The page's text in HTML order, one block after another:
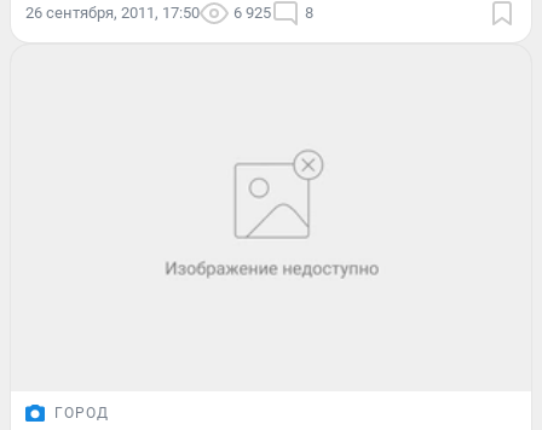
26 сентября, 2011, 17:50 6 925 8
ГОРОД